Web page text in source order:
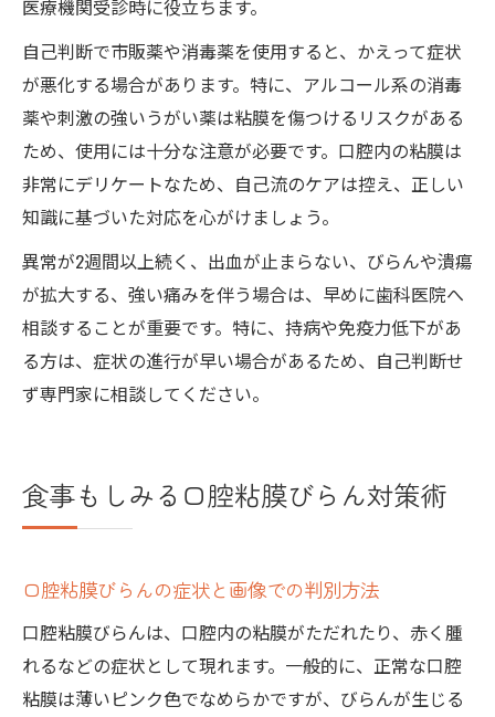
医療機関受診時に役立ちます。
自己判断で市販薬や消毒薬を使用すると、かえって症状
が悪化する場合があります。特に、アルコール系の消毒
薬や刺激の強いうがい薬は粘膜を傷つけるリスクがある
ため、使用には十分な注意が必要です。口腔内の粘膜は
非常にデリケートなため、自己流のケアは控え、正しい
知識に基づいた対応を心がけましょう。
異常が2週間以上続く、出血が止まらない、びらんや潰瘍
が拡大する、強い痛みを伴う場合は、早めに歯科医院へ
相談することが重要です。特に、持病や免疫力低下があ
る方は、症状の進行が早い場合があるため、自己判断せ
ず専門家に相談してください。
食事もしみる口腔粘膜びらん対策術
口腔粘膜びらんの症状と画像での判別方法
口腔粘膜びらんは、口腔内の粘膜がただれたり、赤く腫
れるなどの症状として現れます。一般的に、正常な口腔
粘膜は薄いピンク色でなめらかですが、びらんが生じる